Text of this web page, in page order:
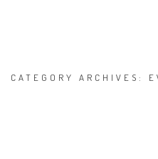
CATEGORY ARCHIVES: